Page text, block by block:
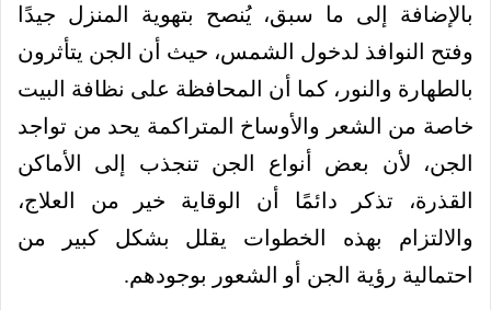
بالإضافة إلى ما سبق، يُنصح بتهوية المنزل جيدًا
وفتح النوافذ لدخول الشمس، حيث أن الجن يتأثرون
بالطهارة والنور، كما أن المحافظة على نظافة البيت
خاصة من الشعر والأوساخ المتراكمة يحد من تواجد
الجن، لأن بعض أنواع الجن تنجذب إلى الأماكن
القذرة، تذكر دائمًا أن الوقاية خير من العلاج،
والالتزام بهذه الخطوات يقلل بشكل كبير من
احتمالية رؤية الجن أو الشعور بوجودهم.